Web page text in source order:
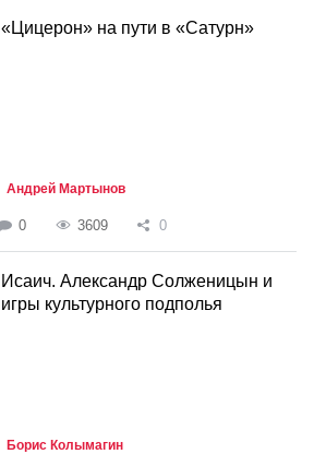
«Цицерон» на пути в «Сатурн»
Андрей Мартынов
0 3609 0
Исаич. Александр Солженицын и
игры культурного подполья
Борис Колымагин